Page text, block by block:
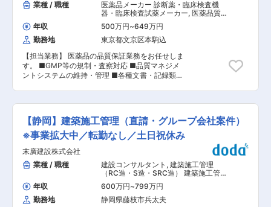
です。 ■入社後の研修： 配属後は基本的に OJT
研修となります。業務を行いながら、都度覚えて
いただきます。 また定期的に授業研修があるの
で、同じ担当科目の社員と切磋琢磨できる環境が
あります。
す。 患者様と最初に接する「薬局の顔」として、
安心感のある対応を大切にしていただくポジショ
ンです。 ■具体的な仕事内容 （1）受付・患者様
対応 ・来局された患者様の受付、ご案内 ・保険
証の確認、問診票の受け渡し など （2）事務・入
力業務 ・処方せん内容のデータ入力（専用システ
ム） ・保険請求業務（レセプト） ※専門知識は入
社後に習得できます （3）店舗運営サポート ・薬
剤師のサポート業務 ・お会計、レジ締め（自動精
算機） ■仕事の特徴・魅力 ・日祝休み＆年間休
がライフイベントに合わせて希望休を取れる環境
です◎ ・残業は月10時間以内と少なめ ・少人数
体制のため、チームワークを大切にする職場です
・資格取得支援や手当もあり、スキルアップが可
能です ■入社後の流れ／教育体制 入社後2日間は
本部（愛知）にて座学研修を実施。 法律や会社概
要、保険の基礎知識を学びます。 その後は配属店
舗にて、専属トレーナーのもとOJTを行います。
定期的な面談やWebアンケートもあり、フォロー
体制も整っています。 ■キャリアステップ ・地
業種 / 職種
医薬品メーカー 診断薬・臨床検査機
器・臨床検査試薬メーカー, 医薬品質保
証（QA）（製造所） 医療機器品質管
理・品質保証（GQP・QMS）
年収 500万円~649万円
勤務地
東京都文京区本駒込
【担当業務】 医薬品の品質保証業務をお任せしま
す。 ■GMP等の規制・査察対応 ■品質マネジメ
ントシステムの維持・管理 ■各種文書・記録類の
承認 【組織について】 ■配属先組織名：品質管
理室 ■在籍人数：59名（うち派遣社員15名）
【このような方を歓迎致します】 ■活発な対話・
議論を通じて、職場を盛り上げてくださる方 ■関
連部署との連携を積極的に実施する方 【戦略・ビ
ジョン】 最先端の製品で、『最優』の成果をつく
る。世界に存在感を示す製薬会社になることが私
たちのめざす未来です。日本・アメリカ・カナダ
において共同開発された日本初外用爪白癬治療剤
「クレナフィン」を、現在はアジアを中心に海外
展開しています。 【社風・風土】 同社の前身は
【静岡】建築施工管理（直請・グループ会社案件）
※事業拡大中／転勤なし／土日祝休み
末廣建設株式会社
業種 / 職種
建設コンサルタント , 建築施工管理
（RC造・S造・SRC造） 建築施工管理
（木造）
年収 600万円~799万円
勤務地
静岡県藤枝市兵太夫